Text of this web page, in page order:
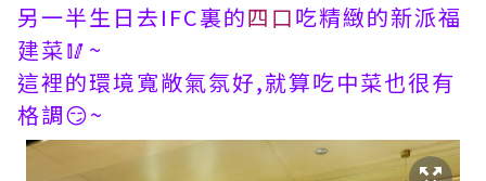
另一半生日去IFC裏的四口吃精緻的新派福
建菜🥢~
這裡的環境寬敞氣氛好,就算吃中菜也很有
格調😏~